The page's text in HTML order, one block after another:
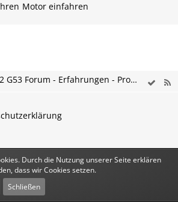
Motor einfahren
BMW G50 G51 G52 G53 Forum - Erfahrungen - Probleme - Hilfe
Software:WoltLab Suite™
Stil:Classicvon
Durch die Nutzung unserer Seite erklären
dass wir Cookies setzen.
Schließen